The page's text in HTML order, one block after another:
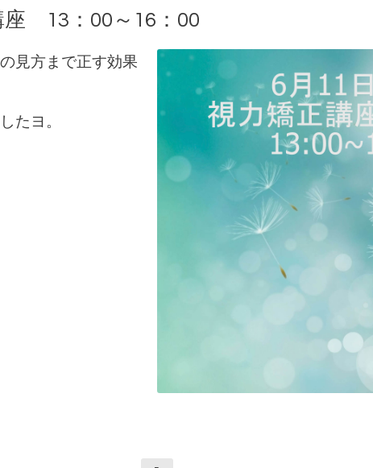
13：00～16：00
見方まで正す効果
たヨ。